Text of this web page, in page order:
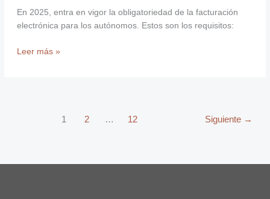
En 2025, entra en vigor la obligatoriedad de la facturación
electrónica para los autónomos. Estos son los requisitos:
Leer más »
1 2 … 12 Siguiente →